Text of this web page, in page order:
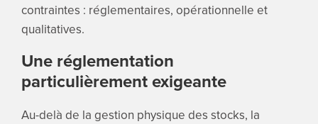
contraintes : réglementaires, opérationnelle et
qualitatives.
Une réglementation
particulièrement exigeante
Au-delà de la gestion physique des stocks, la